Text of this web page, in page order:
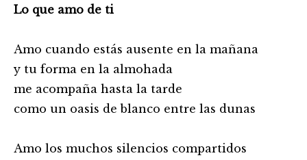
Lo que amo de ti
Amo cuando estás ausente en la mañana
y tu forma en la almohada
me acompaña hasta la tarde
como un oasis de blanco entre las dunas
Amo los muchos silencios compartidos